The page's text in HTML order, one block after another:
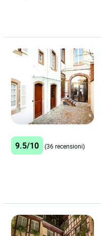
9.5/10 (36 recensioni)